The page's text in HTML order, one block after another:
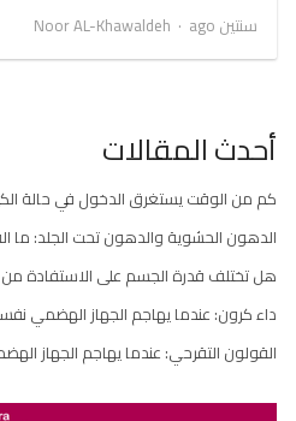
سنتين ago
Author
Noor AL-Khawaldeh
أحدث المقالات
كم من الوقت يستغرق الدخول في حالة
الدهون الحشوية والدهون تحت الجلد: ما
هل تختلف قدرة الجسم على الاستفادة من
داء كرون: عندما يهاجم الجهاز الهضمي
القولون التقرحي: عندما يهاجم الجهاز